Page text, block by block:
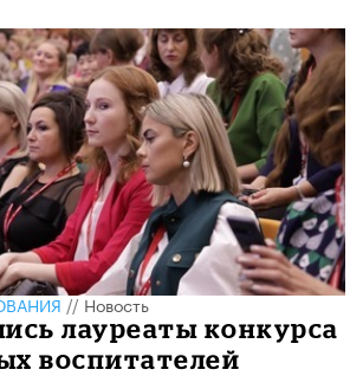
//Новость
лауреаты конкурса
воспитателей